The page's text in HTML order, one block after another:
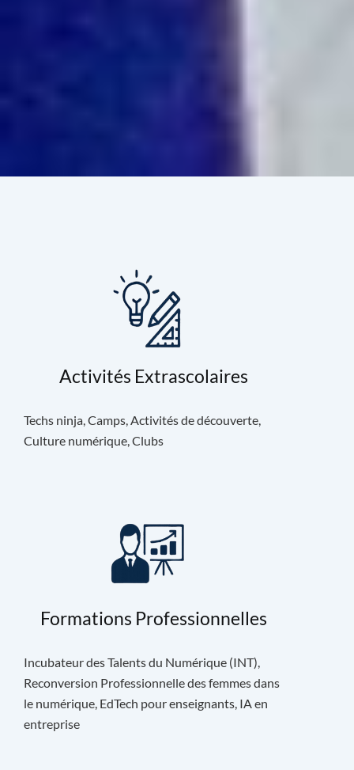
Activités Extrascolaires
Techs ninja, Camps, Activités de découverte,
Culture numérique, Clubs
Formations Professionnelles
Incubateur des Talents du Numérique (INT),
Reconversion Professionnelle des femmes dans
le numérique, EdTech pour enseignants, IA en
entreprise